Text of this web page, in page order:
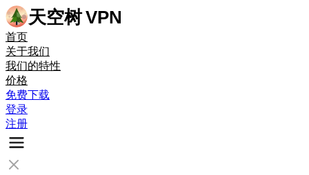
天空树VPN
首页
关于我们
我们的特性
价格
免费下载
登录
注册